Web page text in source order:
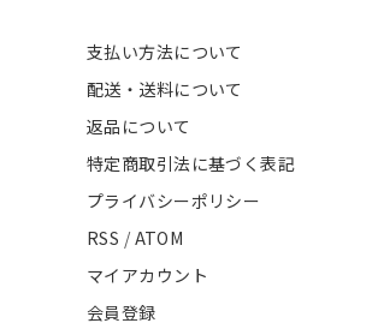
支払い方法について
配送・送料について
返品について
特定商取引法に基づく表記
プライバシーポリシー
RSS / ATOM
マイアカウント
会員登録